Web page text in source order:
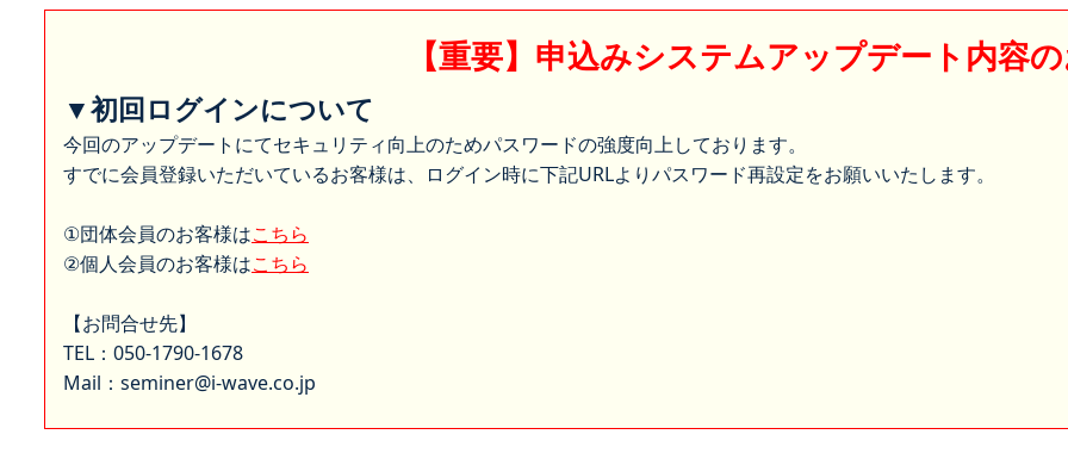
【重要】申込みシステムアップデート内容
▼初回ログインについて
今回のアップデートにてセキュリティ向上のためパスワードの強度向上しております。
すでに会員登録いただいているお客様は、ログイン時に下記URLよりパスワード再設定をお願いいたします。
①団体会員のお客様はこちら
②個人会員のお客様はこちら
【お問合せ先】
TEL：050-1790-1678
Mail：seminer@i-wave.co.jp